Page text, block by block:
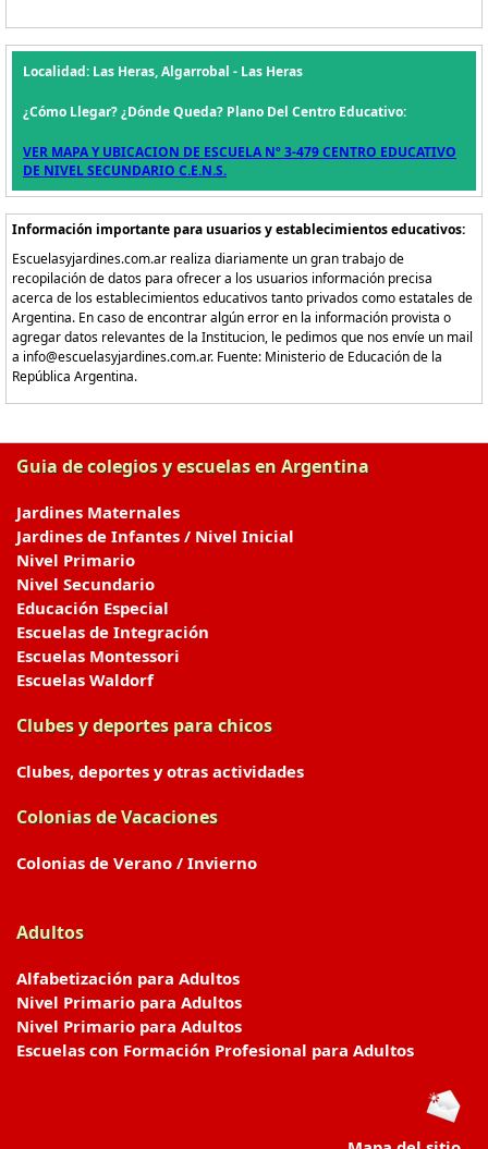
Localidad: Las Heras, Algarrobal - Las Heras
¿Cómo Llegar? ¿Dónde Queda? Plano Del Centro Educativo:
VER MAPA Y UBICACION DE ESCUELA Nº 3-479 CENTRO EDUCATIVO
DE NIVEL SECUNDARIO C.E.N.S.
Información importante para usuarios y establecimientos educativos:
Escuelasyjardines.com.ar realiza diariamente un gran trabajo de
recopilación de datos para ofrecer a los usuarios información precisa
acerca de los establecimientos educativos tanto privados como estatales de
Argentina. En caso de encontrar algún error en la información provista o
agregar datos relevantes de la Institucion, le pedimos que nos envíe un mail
a info@escuelasyjardines.com.ar. Fuente: Ministerio de Educación de la
República Argentina.
Guia de colegios y escuelas en Argentina
Jardines Maternales
Jardines de Infantes / Nivel Inicial
Nivel Primario
Nivel Secundario
Educación Especial
Escuelas de Integración
Escuelas Montessori
Escuelas Waldorf
Clubes y deportes para chicos
Clubes, deportes y otras actividades
Colonias de Vacaciones
Colonias de Verano / Invierno
Adultos
Alfabetización para Adultos
Nivel Primario para Adultos
Nivel Primario para Adultos
Escuelas con Formación Profesional para Adultos